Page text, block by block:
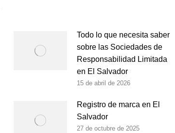
Todo lo que necesita saber
sobre las Sociedades de
Responsabilidad Limitada
en El Salvador
15 de abril de 2026
Registro de marca en El
Salvador
27 de octubre de 2025